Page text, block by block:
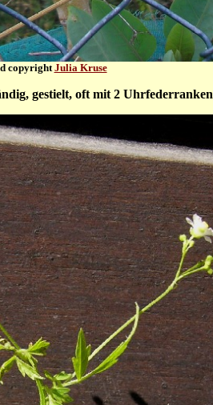
copyrightJulia Kruse
gestielt, oft mit 2 Uhrfederranken